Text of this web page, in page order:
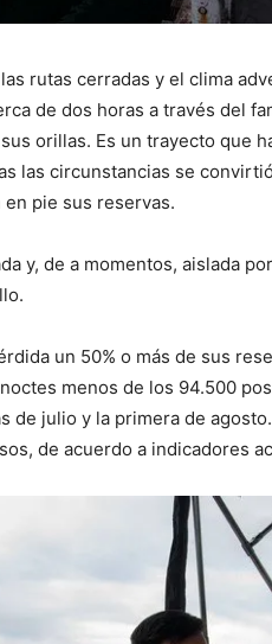
rutas cerradas y el clima
de dos horas a través del
orillas. Es un trayecto que
las circunstancias se
pie sus reservas.
y, de a momentos, aislada
un 50% o más de sus
menos de los 94.500
de julio y la primera de
de acuerdo a indicadores